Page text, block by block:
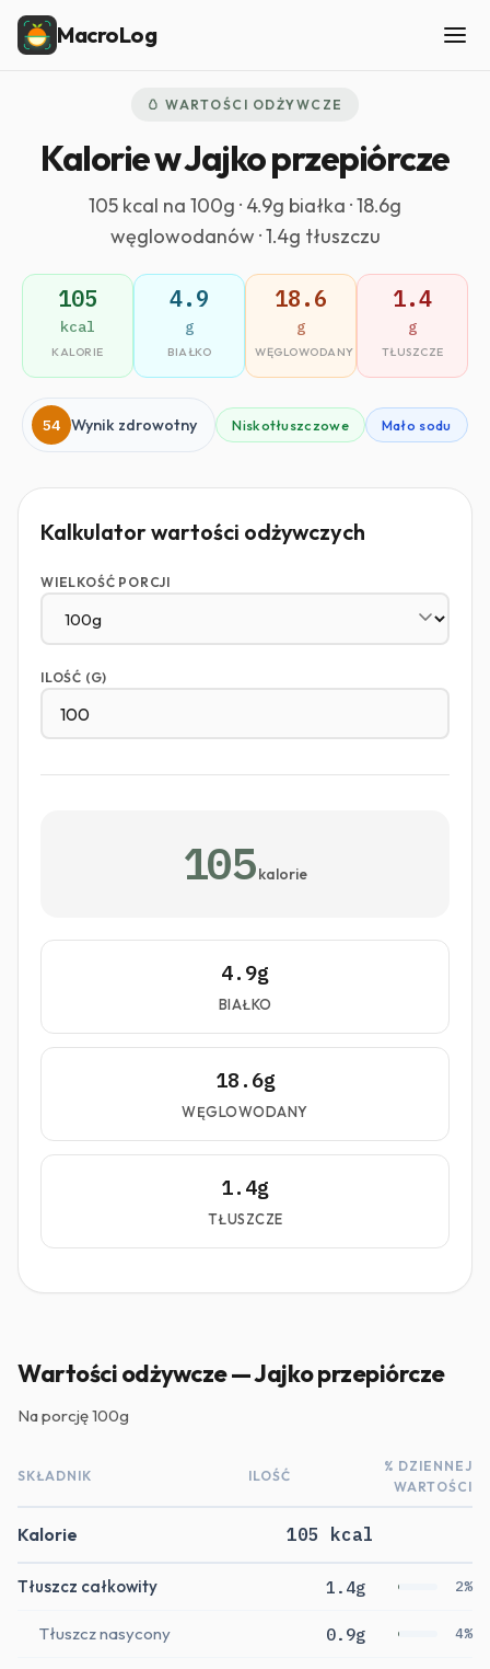
MacroLog
🥚 WARTOŚCI ODŻYWCZE
Kalorie w Jajko przepiórcze
105 kcal na 100g · 4.9g białka · 18.6g
węglowodanów · 1.4g tłuszczu
105
kcal
KALORIE
4.9
g
BIAŁKO
18.6
g
WĘGLOWODANY
1.4
g
TŁUSZCZE
54 Wynik zdrowotny Niskotłuszczowe Mało sodu
Kalkulator wartości odżywczych
WIELKOŚĆ PORCJI
ILOŚĆ (G)
105 kalorie
4.9g
BIAŁKO
18.6g
WĘGLOWODANY
1.4g
TŁUSZCZE
Wartości odżywcze — Jajko przepiórcze
Na porcję100g
SKŁADNIK ILOŚĆ
% DZIENNEJ
WARTOŚCI
Kalorie 105 kcal
Tłuszcz całkowity 1.4g 2%
Tłuszcz nasycony 0.9g 4%